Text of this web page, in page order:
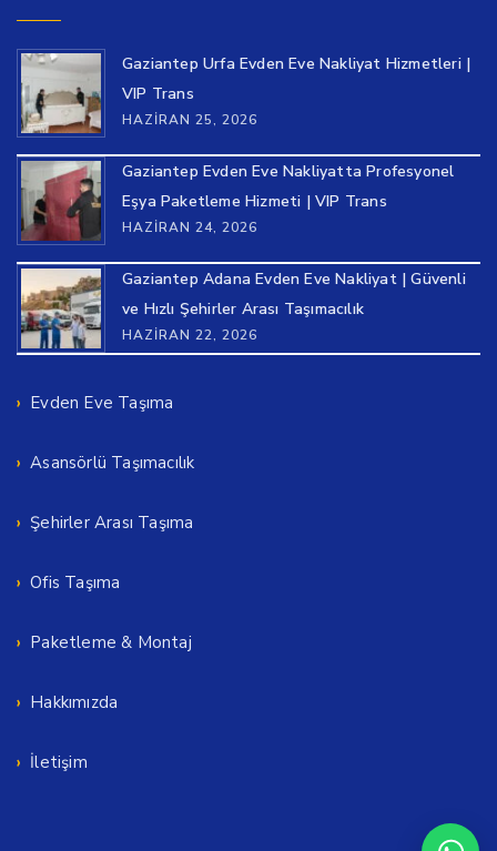
Gaziantep Urfa Evden Eve Nakliyat Hizmetleri |
VIP Trans
HAZIRAN 25, 2026
Gaziantep Evden Eve Nakliyatta Profesyonel
Eşya Paketleme Hizmeti | VIP Trans
HAZIRAN 24, 2026
Gaziantep Adana Evden Eve Nakliyat | Güvenli
ve Hızlı Şehirler Arası Taşımacılık
HAZIRAN 22, 2026
Evden Eve Taşıma
Asansörlü Taşımacılık
Şehirler Arası Taşıma
Ofis Taşıma
Paketleme & Montaj
Hakkımızda
İletişim